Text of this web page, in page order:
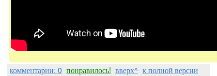
комментарии: 0 понравилось! вверх^ к полной версии